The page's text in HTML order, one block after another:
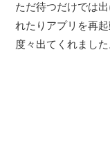
ただ待つだけでは
れたりアプリを再
度々出てくれました